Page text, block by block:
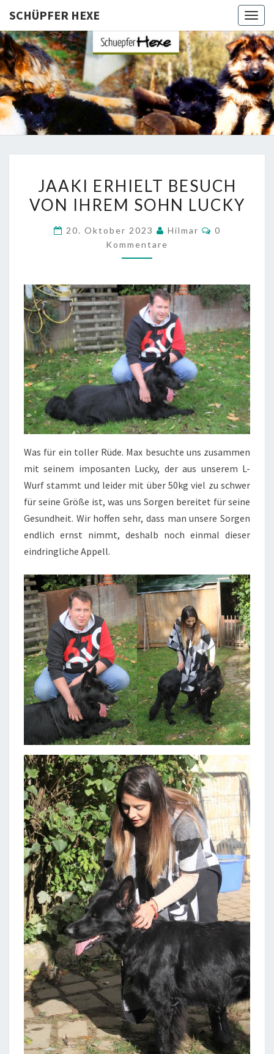
SCHÜPFER HEXE
HEXE
Langhaar
Schäferhunde
Von Den
Schüpfer
Hexen
ERHIELT
BESUCH
IHREM
SOHN
JAAKI ERHIELT BESUCH
VON IHREM SOHN LUCKY
20. Oktober 2023 Hilmar Kommentare
0
Kommentare
Was für ein toller Rüde. Max besuchte uns zusammen
mit seinem imposanten Lucky, der aus unserem L-
Wurf stammt und leider mit über 50kg viel zu schwer
für seine Größe ist, was uns Sorgen bereitet für seine
Gesundheit. Wir hoffen sehr, dass man unsere Sorgen
endlich ernst nimmt, deshalb noch einmal dieser
eindringliche Appell.